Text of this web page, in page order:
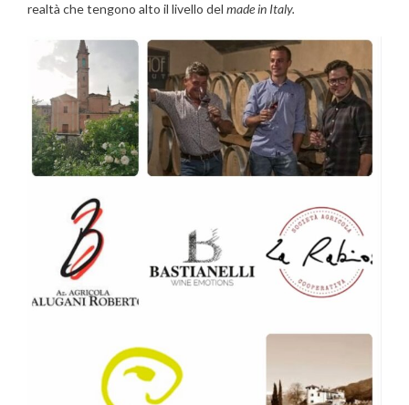
realtà che tengono alto il livello del made in Italy.